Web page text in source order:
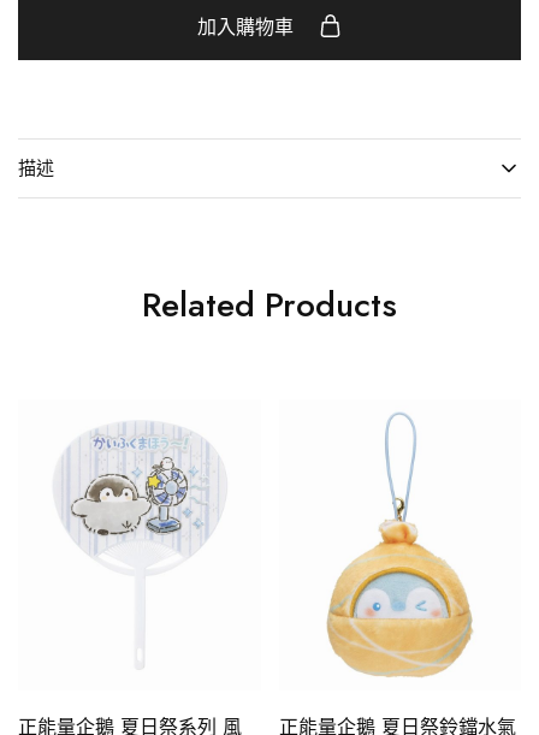
加入購物車
描述
Related Products
正能量企鵝 夏日祭系列 風 正能量企鵝 夏日祭鈴鐺水氣